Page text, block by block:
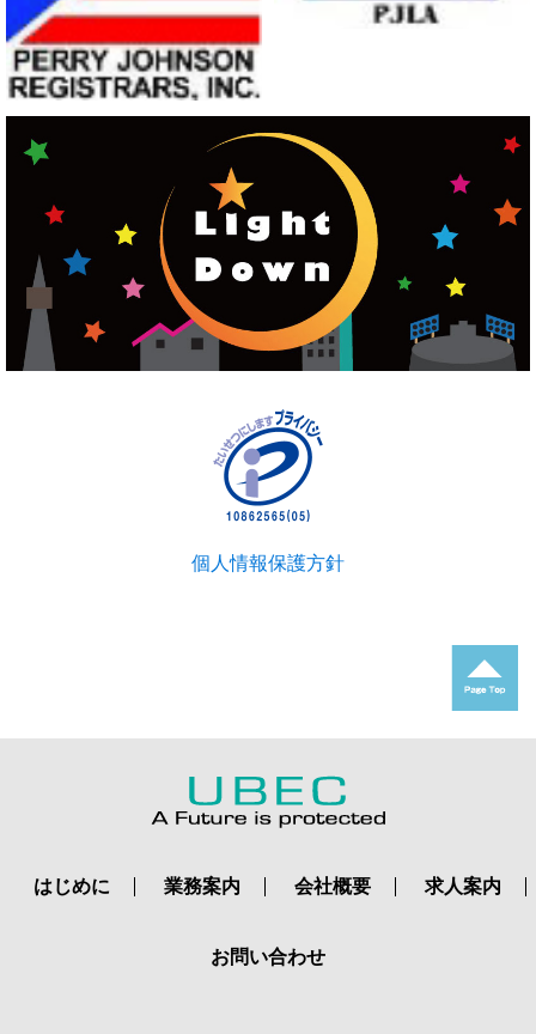
個人情報保護方針
はじめに 業務案内 会社概要 求人案内
お問い合わせ